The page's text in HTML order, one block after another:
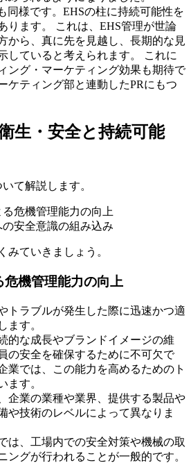
同様です。EHSの柱に持続可能性を
ります。 これは、EHS管理が世論
から、真に先を見越し、長期的な見
していると考えられます。 これに
ング・マーケティング効果も期待で
ケティング部と連動したPRにもつ
生・安全と持続可能
て解説します。
る危機管理能力の向上
安全意識の組み込み
みていきましょう。
危機管理能力の向上
トラブルが発生した際に迅速かつ適
ます。
的な成長やブランドイメージの維
の安全を確保するために不可欠で
業では、この能力を高めるためのト
ます。
企業の業種や業界、提供する製品や
や技術のレベルによって異なりま
は、工場内での安全対策や機械の取
ングが行われることが一般的です。